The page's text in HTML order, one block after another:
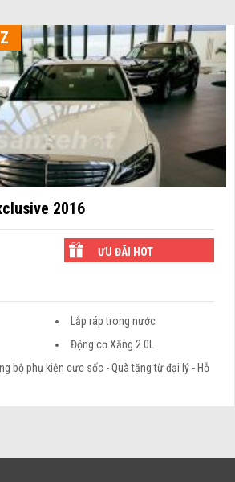
2016
ƯU ĐÃI HOT
Lắp ráp trong nước
Động cơ Xăng 2.0L
bộ phụ kiện cực sốc - Quà tặng từ đại lý - Hỗ